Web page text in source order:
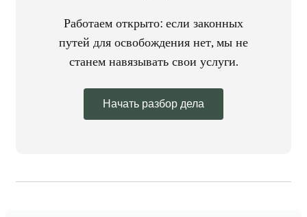
Работаем открыто: если законных
путей для освобождения нет, мы не
станем навязывать свои услуги.
Начать разбор дела